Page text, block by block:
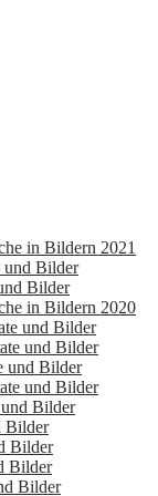
in Bildern 2021
und Bilder
Bilder
in Bildern 2020
und Bilder
und Bilder
und Bilder
und Bilder
Bilder
Bilder
Bilder
Bilder
Bilder